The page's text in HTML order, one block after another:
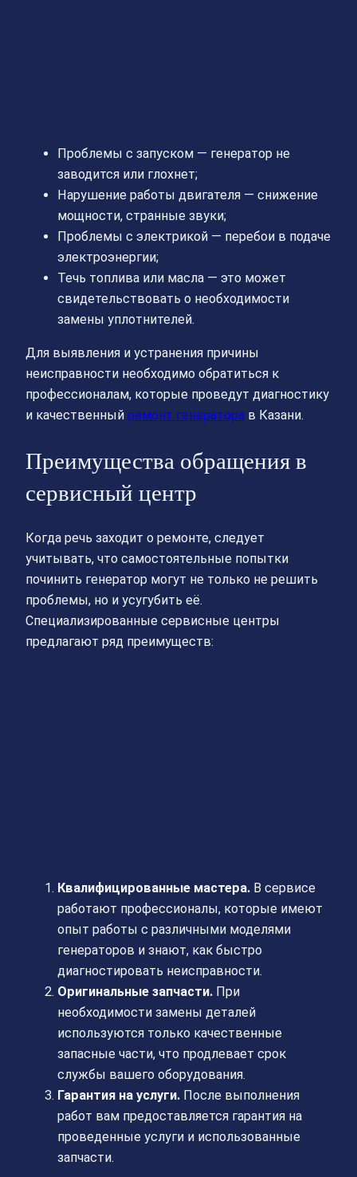
Проблемы с запуском — генератор не
заводится или глохнет;
Нарушение работы двигателя — снижение
мощности, странные звуки;
Проблемы с электрикой — перебои в подаче
электроэнергии;
Течь топлива или масла — это может
свидетельствовать о необходимости
замены уплотнителей.
Для выявления и устранения причины
неисправности необходимо обратиться к
профессионалам, которые проведут диагностику
и качественный ремонт генератора в Казани.
Преимущества обращения в
сервисный центр
Когда речь заходит о ремонте, следует
учитывать, что самостоятельные попытки
починить генератор могут не только не решить
проблемы, но и усугубить её.
Специализированные сервисные центры
предлагают ряд преимуществ:
Квалифицированные мастера. В сервисе
работают профессионалы, которые имеют
опыт работы с различными моделями
генераторов и знают, как быстро
диагностировать неисправности.
Оригинальные запчасти. При
необходимости замены деталей
используются только качественные
запасные части, что продлевает срок
службы вашего оборудования.
Гарантия на услуги. После выполнения
работ вам предоставляется гарантия на
проведенные услуги и использованные
запчасти.